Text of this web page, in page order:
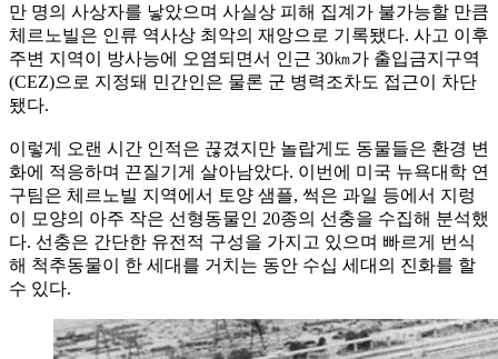
만 명의 사상자를 낳았으며 사실상 피해 집계가 불가능할 만큼
체르노빌은 인류 역사상 최악의 재앙으로 기록됐다. 사고 이후
주변 지역이 방사능에 오염되면서 인근 30㎞가 출입금지구역
(CEZ)으로 지정돼 민간인은 물론 군 병력조차도 접근이 차단
됐다.
이렇게 오랜 시간 인적은 끊겼지만 놀랍게도 동물들은 환경 변
화에 적응하며 끈질기게 살아남았다. 이번에 미국 뉴욕대학 연
구팀은 체르노빌 지역에서 토양 샘플, 썩은 과일 등에서 지렁
이 모양의 아주 작은 선형동물인 20종의 선충을 수집해 분석했
다. 선충은 간단한 유전적 구성을 가지고 있으며 빠르게 번식
해 척추동물이 한 세대를 거치는 동안 수십 세대의 진화를 할
수 있다.